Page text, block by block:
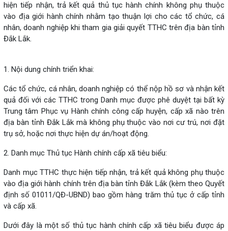
hiện tiếp nhận, trả kết quả thủ tục hành chính không phụ thuộc
vào địa giới hành chính nhằm tạo thuận lợi cho các tổ chức, cá
nhân, doanh nghiệp khi tham gia giải quyết TTHC trên địa bàn tỉnh
Đắk Lắk.
1. Nội dung chính triển khai:
Các tổ chức, cá nhân, doanh nghiệp có thể nộp hồ sơ và nhận kết
quả đối với các TTHC trong Danh mục được phê duyệt tại bất kỳ
Trung tâm Phục vụ Hành chính công cấp huyện, cấp xã nào trên
địa bàn tỉnh Đắk Lắk mà không phụ thuộc vào nơi cư trú, nơi đặt
trụ sở, hoặc nơi thực hiện dự án/hoạt động.
2. Danh mục Thủ tục Hành chính cấp xã tiêu biểu:
Danh mục TTHC thực hiện tiếp nhận, trả kết quả không phụ thuộc
vào địa giới hành chính trên địa bàn tỉnh Đắk Lắk (kèm theo Quyết
định số 01011/QĐ-UBND) bao gồm hàng trăm thủ tục ở cấp tỉnh
và cấp xã.
Dưới đây là một số thủ tục hành chính cấp xã tiêu biểu được áp